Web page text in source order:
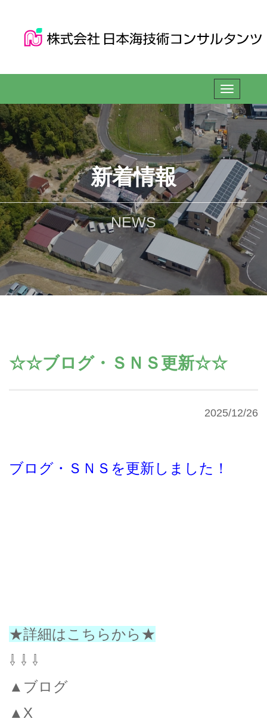
新着情報
NEWS
☆☆ブログ・ＳＮＳ更新☆☆
2025/12/26
ブログ・ＳＮＳを更新しました！
★詳細はこちらから★
⇩ ⇩ ⇩
▲ブログ
▲X